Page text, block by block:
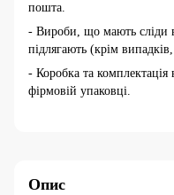
пошта.
- Вироби, що мають сліди
підлягають (крім
- Коробка та комплектація
фірмовій упаковці.
Опис